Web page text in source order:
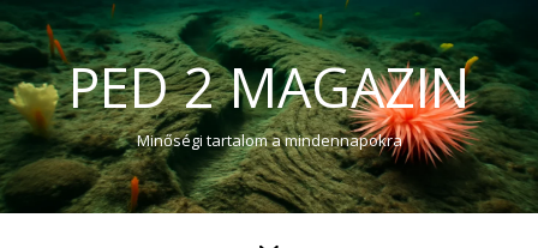
PED 2 MAGAZIN
Minőségi tartalom a mindennapokra